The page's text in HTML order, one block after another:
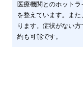
医療機関とのホット
を整えています。ま
ります。症状がない
約も可能です。